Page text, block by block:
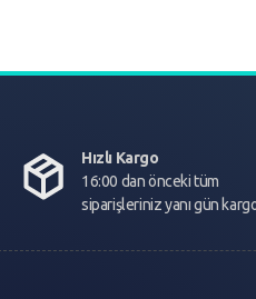
Hızlı Kargo
16:00 dan önceki tüm
siparişleriniz yanı gün